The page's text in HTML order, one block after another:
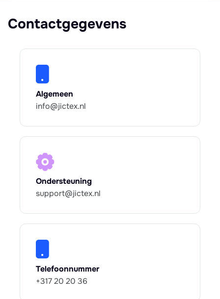
Contactgegevens
Algemeen
info@jictex.nl
Ondersteuning
support@jictex.nl
Telefoonnummer
+317 20 20 36